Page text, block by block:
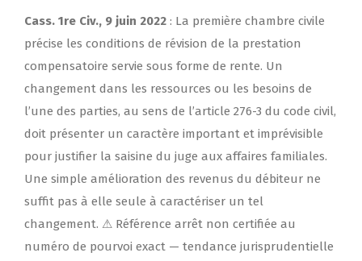
Cass. 1re Civ., 9 juin 2022 : La première chambre civile
précise les conditions de révision de la prestation
compensatoire servie sous forme de rente. Un
changement dans les ressources ou les besoins de
l’une des parties, au sens de l’article 276-3 du code civil,
doit présenter un caractère important et imprévisible
pour justifier la saisine du juge aux affaires familiales.
Une simple amélioration des revenus du débiteur ne
suffit pas à elle seule à caractériser un tel
changement. ⚠ Référence arrêt non certifiée au
numéro de pourvoi exact — tendance jurisprudentielle